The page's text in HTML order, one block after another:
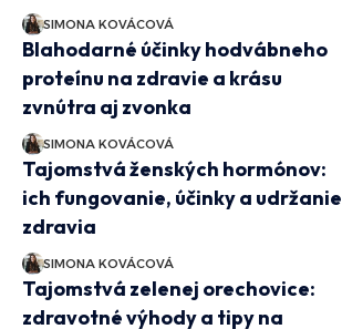
SIMONA KOVÁCOVÁ
Blahodarné účinky hodvábneho
proteínu na zdravie a krásu
zvnútra aj zvonka
SIMONA KOVÁCOVÁ
Tajomstvá ženských hormónov:
ich fungovanie, účinky a udržanie
zdravia
SIMONA KOVÁCOVÁ
Tajomstvá zelenej orechovice:
zdravotné výhody a tipy na